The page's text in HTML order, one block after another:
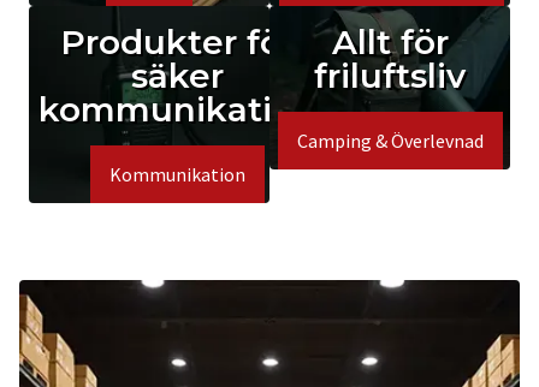
Produkter för
säker
kommunikation
Kommunikation
Allt för
friluftsliv
Camping & Överlevnad